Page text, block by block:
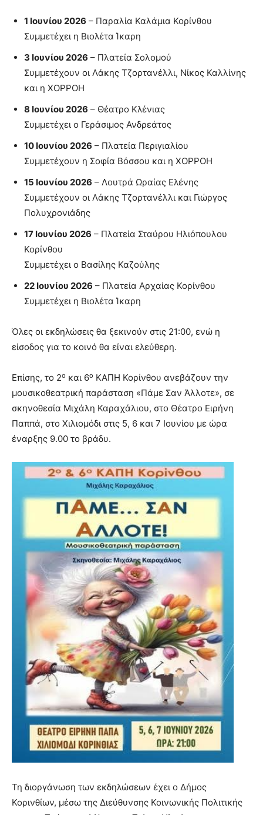
1 Ιουνίου 2026 – Παραλία Καλάμια Κορίνθου
Συμμετέχει η Βιολέτα Ίκαρη
3 Ιουνίου 2026 – Πλατεία Σολομού
Συμμετέχουν οι Λάκης Τζορτανέλλι, Νίκος Καλλίνης
και η ΧΟΡΡΟΗ
8 Ιουνίου 2026 – Θέατρο Κλένιας
Συμμετέχει ο Γεράσιμος Ανδρεάτος
10 Ιουνίου 2026 – Πλατεία Περιγιαλίου
Συμμετέχουν η Σοφία Βόσσου και η ΧΟΡΡΟΗ
15 Ιουνίου 2026 – Λουτρά Ωραίας Ελένης
Συμμετέχουν οι Λάκης Τζορτανέλλι και Γιώργος
Πολυχρονιάδης
17 Ιουνίου 2026 – Πλατεία Σταύρου Ηλιόπουλου
Κορίνθου
Συμμετέχει ο Βασίλης Καζούλης
22 Ιουνίου 2026 – Πλατεία Αρχαίας Κορίνθου
Συμμετέχει η Βιολέτα Ίκαρη
Όλες οι εκδηλώσεις θα ξεκινούν στις 21:00, ενώ η
είσοδος για το κοινό θα είναι ελεύθερη.
Επίσης, το 2ο και 6ο ΚΑΠΗ Κορίνθου ανεβάζουν την
μουσικοθεατρική παράσταση «Πάμε Σαν Άλλοτε», σε
σκηνοθεσία Μιχάλη Καραχάλιου, στο Θέατρο Ειρήνη
Παππά, στο Χιλιομόδι στις 5, 6 και 7 Ιουνίου με ώρα
έναρξης 9.00 το βράδυ.
Τη διοργάνωση των εκδηλώσεων έχει ο Δήμος
Κορινθίων, μέσω της Διεύθυνσης Κοινωνικής Πολιτικής